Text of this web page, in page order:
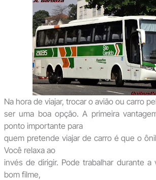
Na hora de viajar, trocar o avião ou carro
ser uma boa opção. A primeira
ponto importante para
quem pretende viajar de carro é que o
Você relaxa ao
invés de dirigir. Pode trabalhar durante a
bom filme,